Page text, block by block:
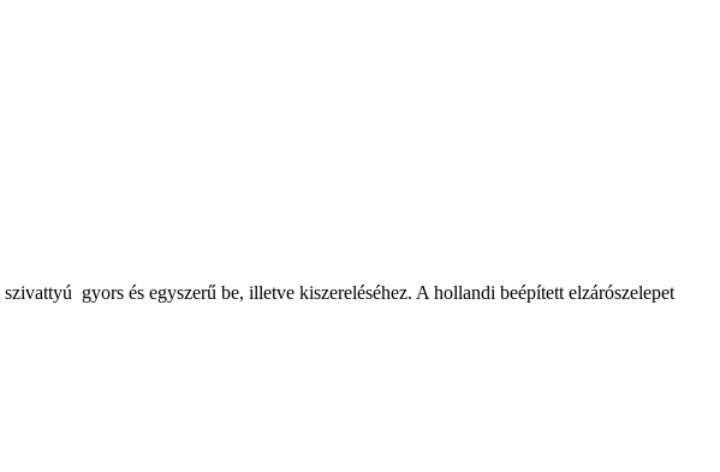
gyors és egyszerű be, illetve kiszereléséhez. A hollandi beépített elzárószelepet